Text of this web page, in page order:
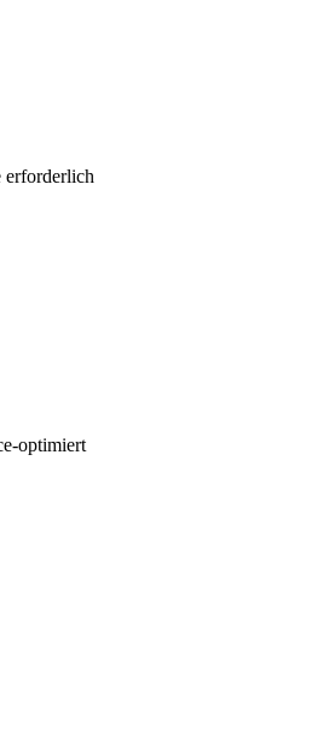
erforderlich
optimiert